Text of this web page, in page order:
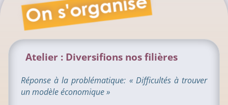
Atelier : Diversifions nos filières
Réponse à la problématique: « Difficultés à trouver
un modèle économique »